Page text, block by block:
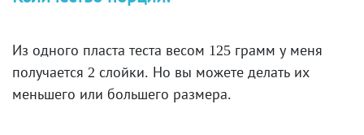
Из одного пласта теста весом 125 грамм у меня
получается 2 слойки. Но вы можете делать их
меньшего или большего размера.